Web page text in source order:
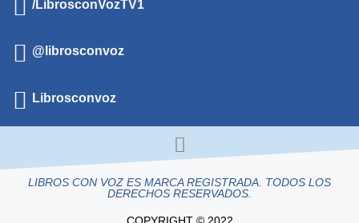
/LibrosconVozTV1
@librosconvoz
Librosconvoz
LIBROS CON VOZ ES MARCA REGISTRADA. TODOS LOS
DERECHOS RESERVADOS.